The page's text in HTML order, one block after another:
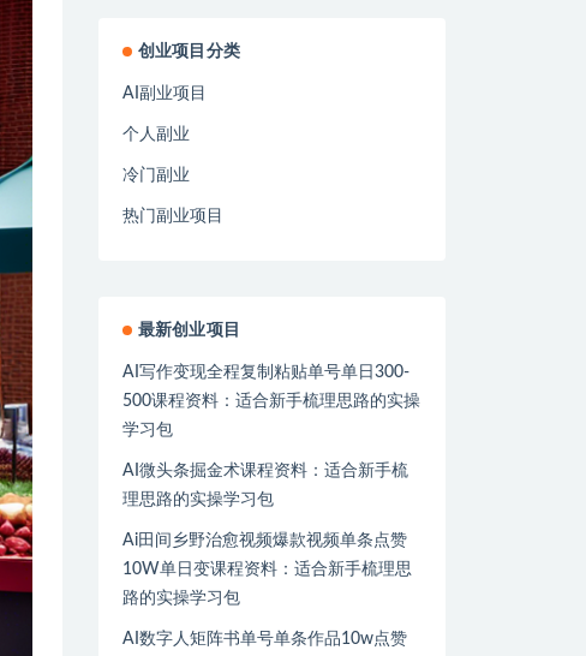
创业项目分类
AI副业项目
个人副业
冷门副业
热门副业项目
最新创业项目
AI写作变现全程复制粘贴单号单日300-
500课程资料：适合新手梳理思路的实操
学习包
AI微头条掘金术课程资料：适合新手梳
理思路的实操学习包
Ai田间乡野治愈视频爆款视频单条点赞
10W单日变课程资料：适合新手梳理思
路的实操学习包
AI数字人矩阵书单号单条作品10w点赞